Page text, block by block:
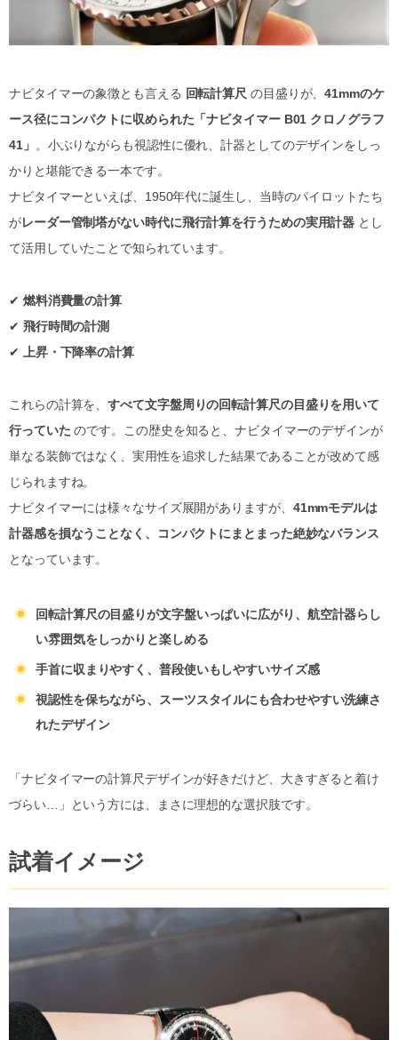
ナビタイマーの象徴とも言える 回転計算尺 の目盛りが、41mmのケ
ース径にコンパクトに収められた「ナビタイマー B01 クロノグラフ
41」 。小ぶりながらも視認性に優れ、計器としてのデザインをしっ
かりと堪能できる一本です。
ナビタイマーといえば、1950年代に誕生し、当時のパイロットたち
がレーダー管制塔がない時代に飛行計算を行うための実用計器 とし
て活用していたことで知られています。
✔ 燃料消費量の計算
✔ 飛行時間の計測
✔
上昇・下降率の計算
これらの計算を、すべて文字盤周りの回転計算尺の目盛りを用いて
行っていた のです。この歴史を知ると、ナビタイマーのデザインが
単なる装飾ではなく、実用性を追求した結果であることが改めて感
じられますね。
ナビタイマーには様々なサイズ展開がありますが、 41mmモデルは
計器感を損なうことなく、コンパクトにまとまった絶妙なバランス
となっています。
回転計算尺の目盛りが文字盤いっぱいに広がり、航空計器らし
い雰囲気をしっかりと楽しめる
手首に収まりやすく、普段使いもしやすいサイズ感
視認性を保ちながら、スーツスタイルにも合わせやすい洗練さ
れたデザイン
「ナビタイマーの計算尺デザインが好きだけど、大きすぎると着け
づらい…」という方には、まさに理想的な選択肢です。
試着イメージ